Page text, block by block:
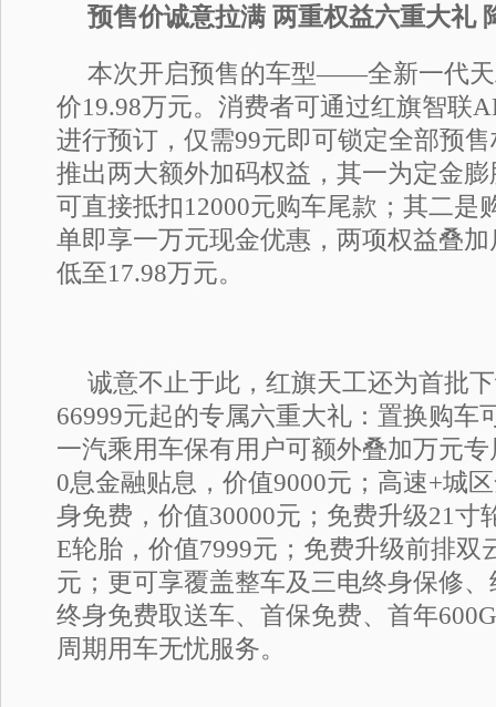
预售价诚意拉满 两重权益六重大礼
本次开启预售的车型——全新一代天
价19.98万元。消费者可通过红旗智联
进行预订，仅需99元即可锁定全部预
推出两大额外加码权益，其一为定金
可直接抵扣12000元购车尾款；其二是
单即享一万元现金优惠，两项权益叠
低至17.98万元。
诚意不止于此，红旗天工还为首批
66999元起的专属六重大礼：置换购车
一汽乘用车保有用户可额外叠加万元
0息金融贴息，价值9000元；高速+城
身免费，价值30000元；免费升级21寸
E轮胎，价值7999元；免费升级前排双
元；更可享覆盖整车及三电终身保修
终身免费取送车、首保免费、首年
周期用车无忧服务。